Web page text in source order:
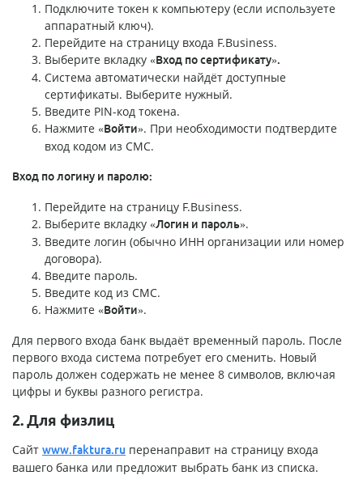
Подключите токен к компьютеру (если используете
аппаратный ключ).
Перейдите на страницу входа F.Business.
Выберите вкладку «Вход по сертификату».
Система автоматически найдёт доступные
сертификаты. Выберите нужный.
Введите PIN-код токена.
Нажмите «Войти». При необходимости подтвердите
вход кодом из СМС.
Вход по логину и паролю:
Перейдите на страницу F.Business.
Выберите вкладку «Логин и пароль».
Введите логин (обычно ИНН организации или номер
договора).
Введите пароль.
Введите код из СМС.
Нажмите «Войти».
Для первого входа банк выдаёт временный пароль. После
первого входа система потребует его сменить. Новый
пароль должен содержать не менее 8 символов, включая
цифры и буквы разного регистра.
2. Для физлиц
Сайт www.faktura.ru перенаправит на страницу входа
вашего банка или предложит выбрать банк из списка.